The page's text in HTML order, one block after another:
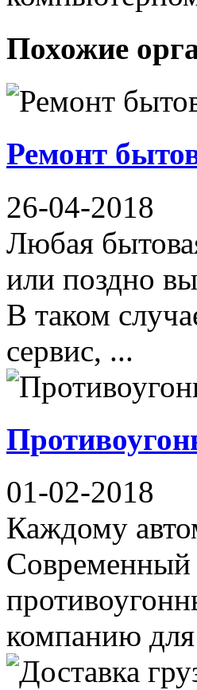
Похожие
Ремонт
26-04-2018
Любая
или поздно
В таком
сервис, ...
01-02-2018
Каждому
Современный
компанию